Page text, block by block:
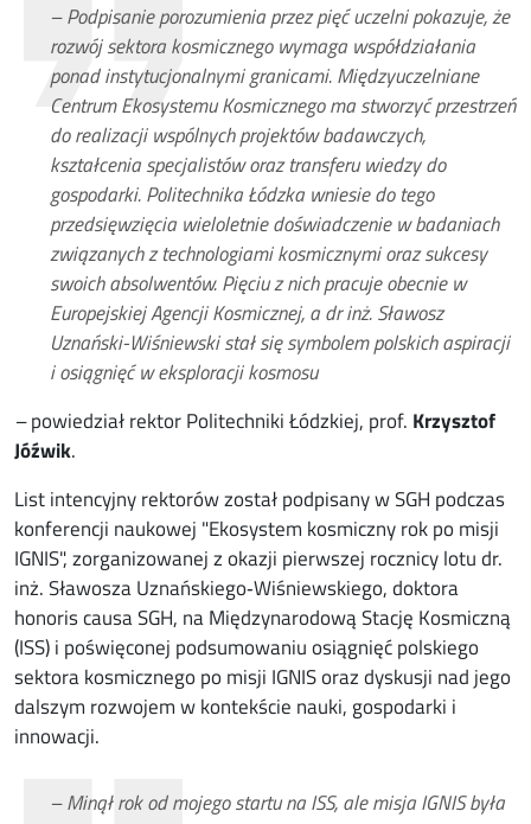
– Podpisanie porozumienia przez pięć uczelni pokazuje, że
rozwój sektora kosmicznego wymaga współdziałania
ponad instytucjonalnymi granicami. Międzyuczelniane
Centrum Ekosystemu Kosmicznego ma stworzyć przestrzeń
do realizacji wspólnych projektów badawczych,
kształcenia specjalistów oraz transferu wiedzy do
gospodarki. Politechnika Łódzka wniesie do tego
przedsięwzięcia wieloletnie doświadczenie w badaniach
związanych z technologiami kosmicznymi oraz sukcesy
swoich absolwentów. Pięciu z nich pracuje obecnie w
Europejskiej Agencji Kosmicznej, a dr inż. Sławosz
Uznański-Wiśniewski stał się symbolem polskich aspiracji
i osiągnięć w eksploracji kosmosu
–powiedział rektor Politechniki Łódzkiej, prof. Krzysztof
Jóźwik.
List intencyjny rektorów został podpisany w SGH podczas
konferencji naukowej "Ekosystem kosmiczny rok po misji
IGNIS", zorganizowanej z okazji pierwszej rocznicy lotu dr.
inż. Sławosza Uznańskiego‑Wiśniewskiego, doktora
honoris causa SGH, na Międzynarodową Stację Kosmiczną
(ISS) i poświęconej podsumowaniu osiągnięć polskiego
sektora kosmicznego po misji IGNIS oraz dyskusji nad jego
dalszym rozwojem w kontekście nauki, gospodarki i
innowacji.
– Minął rok od mojego startu na ISS, ale misja IGNIS była